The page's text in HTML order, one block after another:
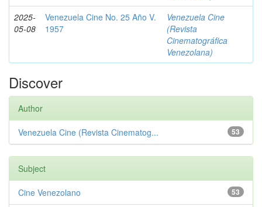
2025-
05-08
Venezuela Cine No. 25 Año V.
1957
Venezuela Cine
(Revista
Cinematográfica
Venezolana)
Discover
Author
53
Venezuela Cine (Revista Cinematog...
Subject
53
Cine Venezolano